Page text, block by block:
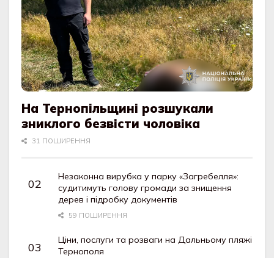
На Тернопільщині розшукали
зниклого безвісти чоловіка
31 ПОШИРЕННЯ
Незаконна вирубка у парку «Загребелля»:
судитимуть голову громади за знищення
дерев і підробку документів
59 ПОШИРЕННЯ
Ціни, послуги та розваги на Дальньому пляжі
Тернополя